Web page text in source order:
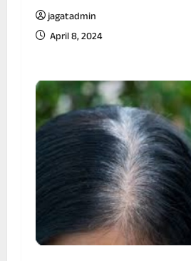
jagatadmin
April 8, 2024